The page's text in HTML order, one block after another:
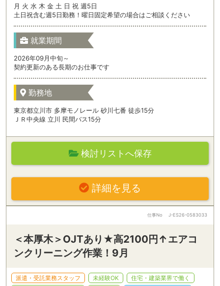
月 火 水 木 金 土 日 祝 週5日
土日祝含む週5日勤務！曜日固定希望の場合はご相談ください
就業期間
2026年09月中旬～
契約更新のある長期のお仕事です
勤務地
東京都立川市 多摩モノレール 砂川七番 徒歩15分
ＪＲ中央線 立川 民間バス15分
検討リストへ保存
詳細を見る
仕事No J-ES26-0583033
＜本厚木＞OJTあり★高2100円↑エアコ
ンクリーニング作業！9月
派遣・受託業務スタッフ 未経験OK
住宅・建築業界で働く